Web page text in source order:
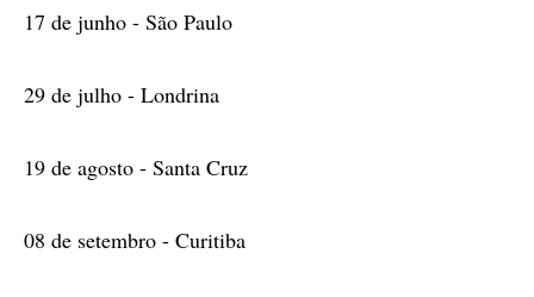
17 de junho - São Paulo
29 de julho - Londrina
19 de agosto - Santa Cruz
08 de setembro - Curitiba